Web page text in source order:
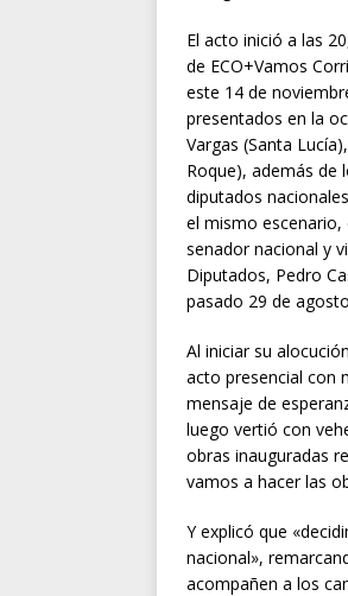
El acto inició a las
de ECO+Vamos
este 14 de
presentados en la
Vargas (Santa
Roque), además de
diputados
el mismo escenario,
senador nacional y
Diputados, Pedro
pasado 29 de
Al iniciar su
acto presencial con
mensaje de
luego vertió con
obras inauguradas
vamos a hacer las
Y explicó que
nacional»,
acompañen a los